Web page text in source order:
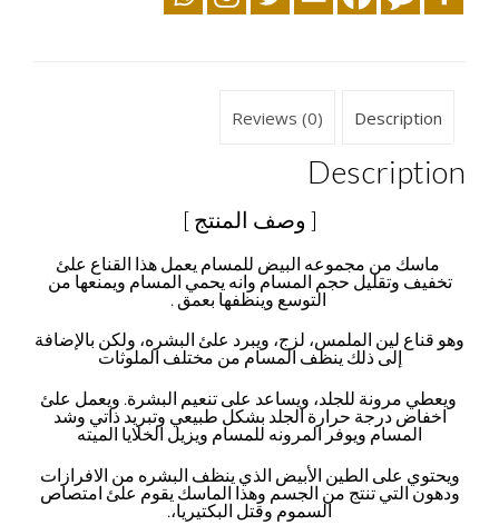
Description
Reviews (0)
Description
[ وصف المنتج ]
ماسك من مجموعه البيض للمسام يعمل هذا القناع علئ
تخفيف وتقليل حجم المسام وانه يحمي المسام ويمنعها من
التوسع وينظفها بعمق .
وهو قناع لين الملمس، لزج، ويبرد علئ البشره، ولكن بالإضافة
إلى ذلك ينظف المسام من مختلف الملوثات
ويعطي مرونة للجلد، ويساعد على تنعيم البشرة. ويعمل علئ
اخفاض درجة حرارة الجلد بشكل طبيعي وتبريد ذاتي وشد
المسام ويوفر المرونه للمسام ويزيل الخلايا الميته
ويحتوي على الطين الأبيض الذي ينظف البشره من الافرازات
ودهون التي تنتج من الجسم وهذا الماسك يقوم علئ امتصاص
السموم وقتل البكتيريا،.